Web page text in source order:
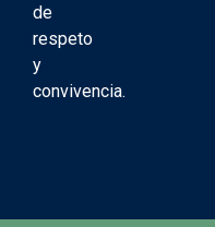
de
respeto
y
convivencia.